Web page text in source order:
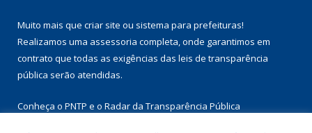
Muito mais que criar site ou sistema para prefeituras!
Realizamos uma assessoria completa, onde garantimos em
contrato que todas as exigências das leis de transparência
pública serão atendidas.
Conheça o PNTP e o Radar da Transparência Pública